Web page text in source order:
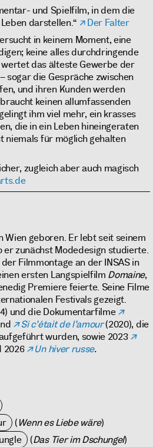
und Spielfilm, in dem die
darstellen.“
Der Falter
in keinem Moment, eine
keine alles durchdringende
das älteste Gewerbe der
sogar die Gespräche zwischen
und ihren Kunden werden
keinen allumfassenden
ihm viel mehr, ein krasses
die in ein Leben hineingeraten
niemals für möglich gehalten
zugleich aber auch magisch
Wien geboren. Er lebt seit seinem
er zunächst Modedesign studierte.
Filmmontage an der INSAS in
ersten Langspielfilm Domaine,
Premiere feierte. Seine Filme
Festivals gezeigt.
und die Dokumentarfilme
Si c’était de l’amour(2020), die
wurden, sowie 2023
2026 Un hiver russe.
(Wenn es Liebe wäre)
(Das Tier im Dschungel)